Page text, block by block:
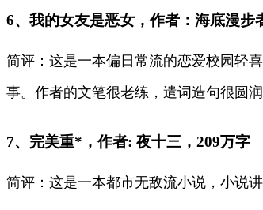
6、我的女友是恶女，作者：海底漫步
简评：这是一本偏日常流的恋爱校园轻
事。作者的文笔很老练，遣词造句很圆
7、完美重*，作者: 夜十三，209万字
简评：这是一本都市无敌流小说，小说